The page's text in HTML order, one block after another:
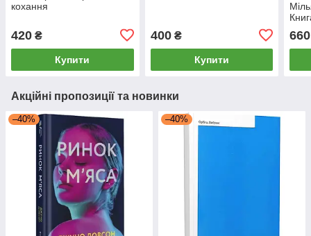
кохання
420 ₴
Купити
400₴
Купити
660
Акційні пропозиції та новинки
–40% –40%